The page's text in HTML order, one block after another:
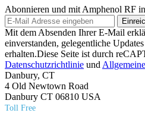
Abonnieren und mit Amphenol RF
Mit dem Absenden Ihrer E-Mail
einverstanden, gelegentliche
erhalten.Diese Seite ist durch
Datenschutzrichtlinie und
Danbury, CT
4 Old Newtown Road
Danbury CT 06810 USA
Toll Free